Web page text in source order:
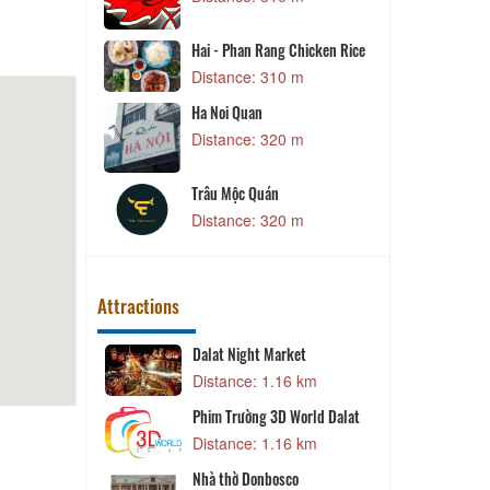
Hai - Phan Rang Chicken Rice
Distance: 310 m
Ha Noi Quan
Distance: 320 m
Trâu Mộc Quán
Distance: 320 m
Attractions
Dalat Night Market
Distance: 1.16 km
Phim Trường 3D World Dalat
Distance: 1.16 km
Nhà thờ Donbosco